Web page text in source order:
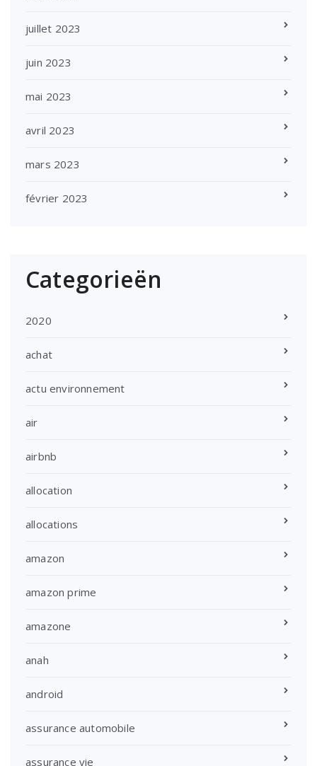
juillet 2023
juin 2023
mai 2023
avril 2023
mars 2023
février 2023
Categorieën
2020
achat
actu environnement
air
airbnb
allocation
allocations
amazon
amazon prime
amazone
anah
android
assurance automobile
assurance vie